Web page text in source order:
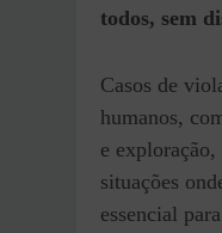
todos, sem
Casos de
humanos,
e exploração,
situações
essencial